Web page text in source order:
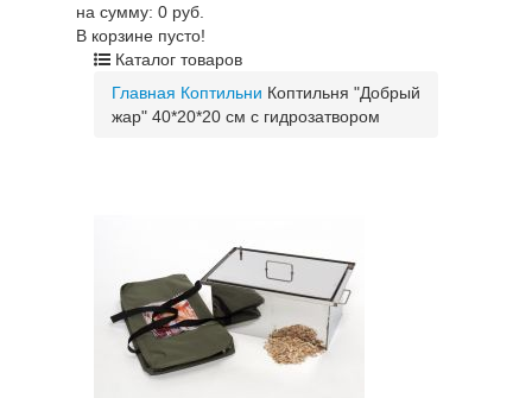
на сумму: 0 руб.
В корзине пусто!
Каталог товаров
Главная Коптильни Коптильня "Добрый
жар" 40*20*20 см с гидрозатвором